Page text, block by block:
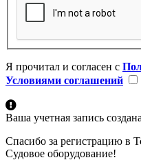
Я прочитал и согласен с
Условиями соглашений
Ваша учетная запись
Спасибо за регистрацию
Судовое оборудование!